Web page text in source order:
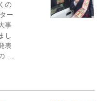
の
ー
事
し
表
…